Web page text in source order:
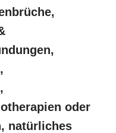
oder
natürliches